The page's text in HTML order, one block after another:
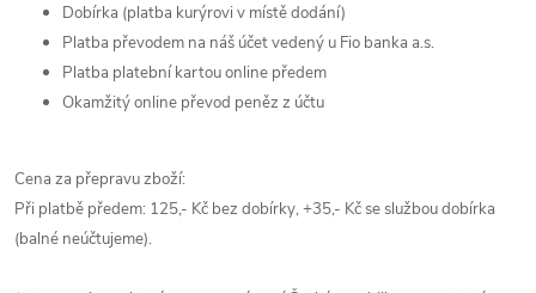
Dobírka (platba kurýrovi v místě dodání)
Platba převodem na náš účet vedený u Fio banka a.s.
Platba platební kartou online předem
Okamžitý online převod peněz z účtu
Cena za přepravu zboží:
Při platbě předem: 125,- Kč bez dobírky, +35,- Kč se službou dobírka
(balné neúčtujeme).